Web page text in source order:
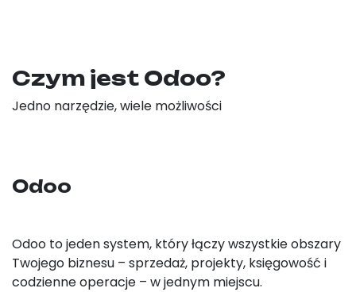
Odoo
Odoo to jeden system, który łączy wszystkie obszary
Twojego biznesu – sprzedaż, projekty, księgowość i
codzienne operacje – w jednym miejscu.
Czym jest Odoo?
Jedno narzędzie, wiele możliwości